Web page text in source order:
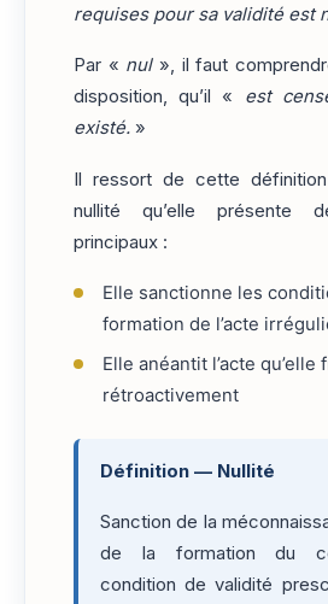
requises pour sa validité est
Par « nul», il faut
disposition, qu’il « est
existé. »
Il ressort de cette
nullité qu’elle présente
principaux :
Elle sanctionne les
formation de l’acte
Elle anéantit l’acte qu’elle
rétroactivement
Définition — Nullité
Sanction de la
de la formation du
condition de validité